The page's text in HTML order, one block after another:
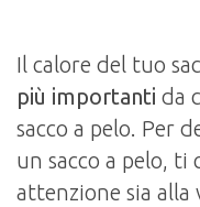
Il calore del tuo
più importanti da
sacco a pelo. Per
un sacco a pelo, ti
attenzione sia alla